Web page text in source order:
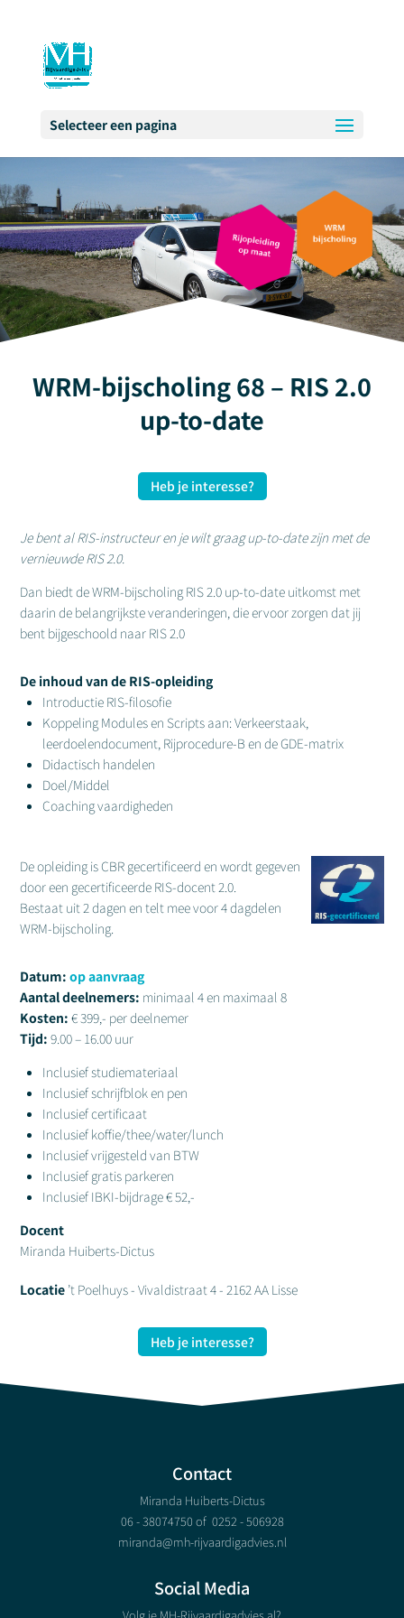
Selecteer een pagina
WRM-bijscholing 68 – RIS 2.0
up-to-date
Heb je interesse?
Je bent al RIS-instructeur en je wilt graag up-to-date zijn met de
vernieuwde RIS 2.0.
Dan biedt de WRM-bijscholing RIS 2.0 up-to-date uitkomst met
daarin de belangrijkste veranderingen, die ervoor zorgen dat jij
bent bijgeschoold naar RIS 2.0
De inhoud van de RIS-opleiding
Introductie RIS-filosofie
Koppeling Modules en Scripts aan: Verkeerstaak,
leerdoelendocument, Rijprocedure-B en de GDE-matrix
Didactisch handelen
Doel/Middel
Coaching vaardigheden
De opleiding is CBR gecertificeerd en wordt gegeven
door een gecertificeerde RIS-docent 2.0.
Bestaat uit 2 dagen en telt mee voor 4 dagdelen
WRM-bijscholing.
Datum: op aanvraag
Aantal deelnemers: minimaal 4 en maximaal 8
Kosten: € 399,- per deelnemer
Tijd: 9.00 – 16.00 uur
Inclusief studiemateriaal
Inclusief schrijfblok en pen
Inclusief certificaat
Inclusief koffie/thee/water/lunch
Inclusief vrijgesteld van BTW
Inclusief gratis parkeren
Inclusief IBKI-bijdrage € 52,-
Docent
Miranda Huiberts-Dictus
Locatie ’t Poelhuys - Vivaldistraat 4 - 2162 AA Lisse
Heb je interesse?
Contact
Miranda Huiberts-Dictus
06 - 38074750 of 0252 - 506928
miranda@mh-rijvaardigadvies.nl
Social Media